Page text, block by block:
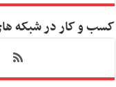
کسب و کار در شبکه